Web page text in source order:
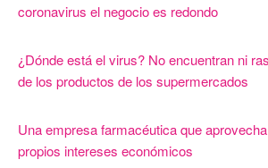
coronavirus el negocio es redondo
¿Dónde está el virus? No encuentran ni
de los productos de los supermercados
Una empresa farmacéutica que
propios intereses económicos